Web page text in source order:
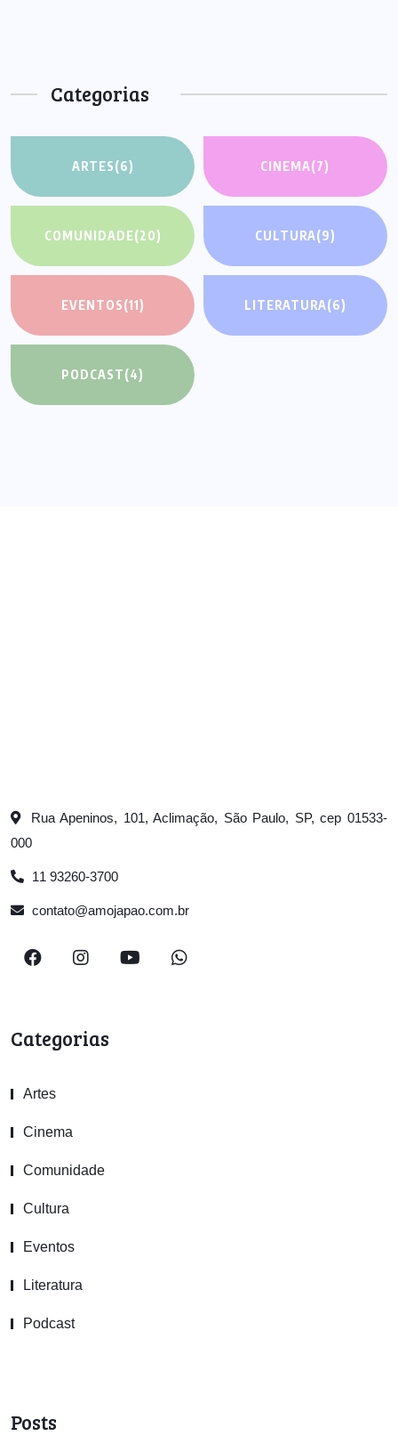
Categorias
ARTES(6) CINEMA(7)
COMUNIDADE(20) CULTURA(9)
EVENTOS(11) LITERATURA(6)
PODCAST(4)
Rua Apeninos, 101, Aclimação, São Paulo, SP, cep 01533-
000
11 93260-3700
contato@amojapao.com.br
Categorias
Artes
Cinema
Comunidade
Cultura
Eventos
Literatura
Podcast
Posts